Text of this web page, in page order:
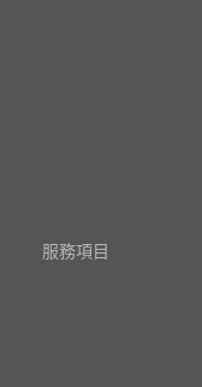
服務項目